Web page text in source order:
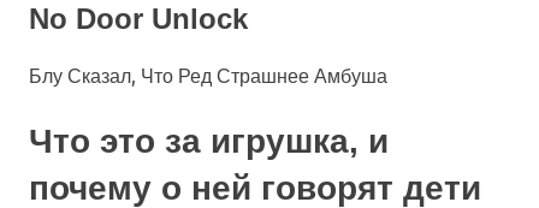
No Door Unlock
Блу Сказал, Что Ред Страшнее Амбуша
Что это за игрушка, и
почему о ней говорят дети